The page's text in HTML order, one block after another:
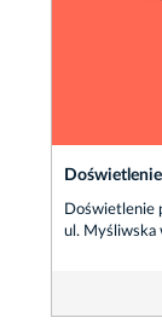
Doświetlenie
ul. Myśliwska